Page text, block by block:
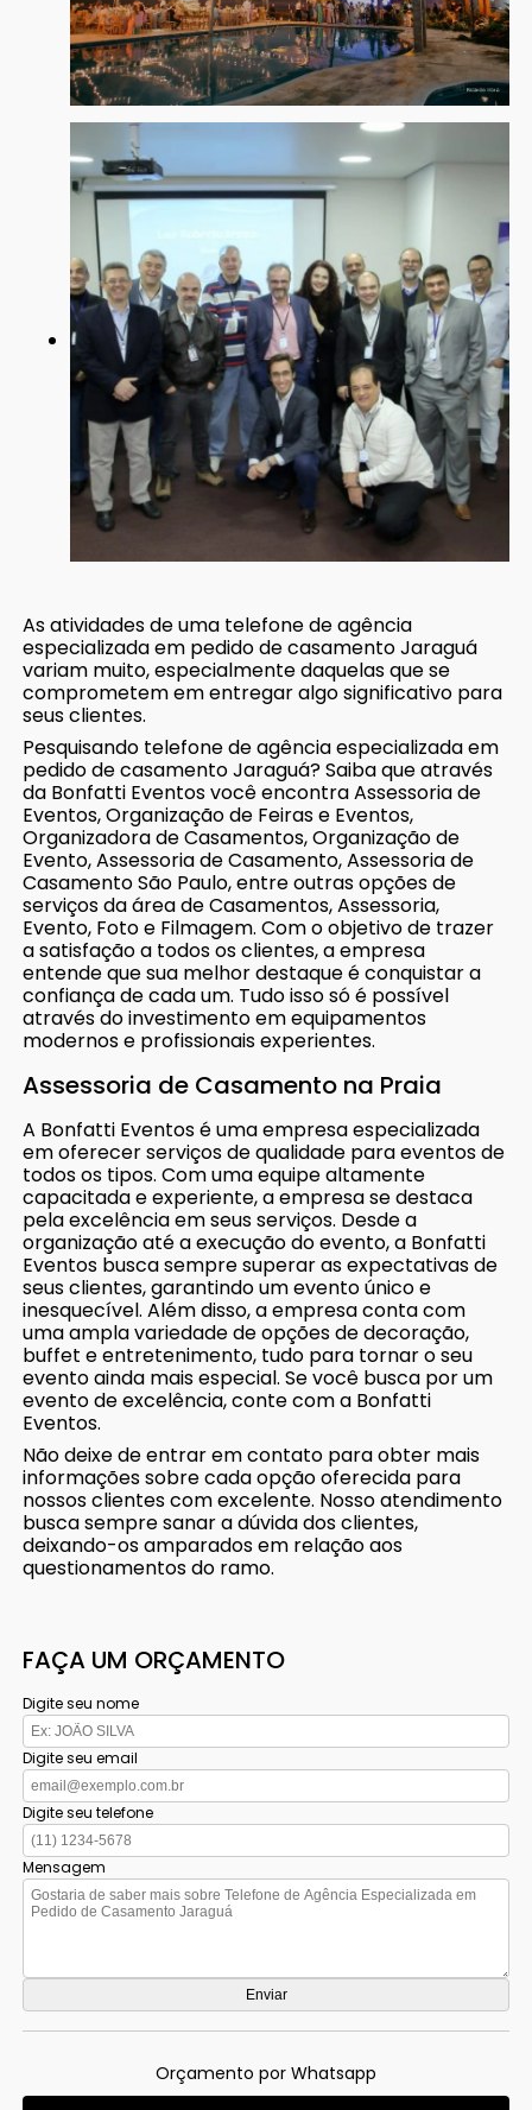
As atividades de uma telefone de agência
especializada em pedido de casamento Jaraguá
variam muito, especialmente daquelas que se
comprometem em entregar algo significativo para
seus clientes.
Pesquisando telefone de agência especializada em
pedido de casamento Jaraguá? Saiba que através
da Bonfatti Eventos você encontra Assessoria de
Eventos, Organização de Feiras e Eventos,
Organizadora de Casamentos, Organização de
Evento, Assessoria de Casamento, Assessoria de
Casamento São Paulo, entre outras opções de
serviços da área de Casamentos, Assessoria,
Evento, Foto e Filmagem. Com o objetivo de trazer
a satisfação a todos os clientes, a empresa
entende que sua melhor destaque é conquistar a
confiança de cada um. Tudo isso só é possível
através do investimento em equipamentos
modernos e profissionais experientes.
Assessoria de Casamento na Praia
A Bonfatti Eventos é uma empresa especializada
em oferecer serviços de qualidade para eventos de
todos os tipos. Com uma equipe altamente
capacitada e experiente, a empresa se destaca
pela excelência em seus serviços. Desde a
organização até a execução do evento, a Bonfatti
Eventos busca sempre superar as expectativas de
seus clientes, garantindo um evento único e
inesquecível. Além disso, a empresa conta com
uma ampla variedade de opções de decoração,
buffet e entretenimento, tudo para tornar o seu
evento ainda mais especial. Se você busca por um
evento de excelência, conte com a Bonfatti
Eventos.
Não deixe de entrar em contato para obter mais
informações sobre cada opção oferecida para
nossos clientes com excelente. Nosso atendimento
busca sempre sanar a dúvida dos clientes,
deixando-os amparados em relação aos
questionamentos do ramo.
FAÇA UM ORÇAMENTO
Digite seu nome
Digite seu email
Digite seu telefone
Mensagem
Orçamento por Whatsapp